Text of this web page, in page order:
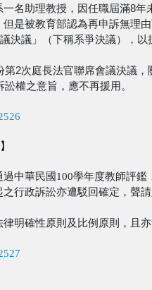
名助理教授，因任職屆滿8
是被教育部認為再申訴無理
決議」（下稱系爭決議），以
第2次庭長法官聯席會議決議
權之意旨，應不再援用。
中華民國100學年度教師評
行政訴訟亦遭駁回確定，聲
明確性原則及比例原則，且